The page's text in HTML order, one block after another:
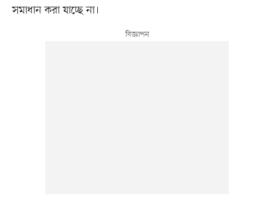
সমাধান করা যাচ্ছে না।